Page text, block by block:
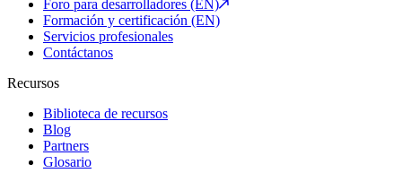
Foro para desarrolladores (EN)
Formación y certificación (EN)
Servicios profesionales
Contáctanos
Recursos
Biblioteca de recursos
Blog
Partners
Glosario